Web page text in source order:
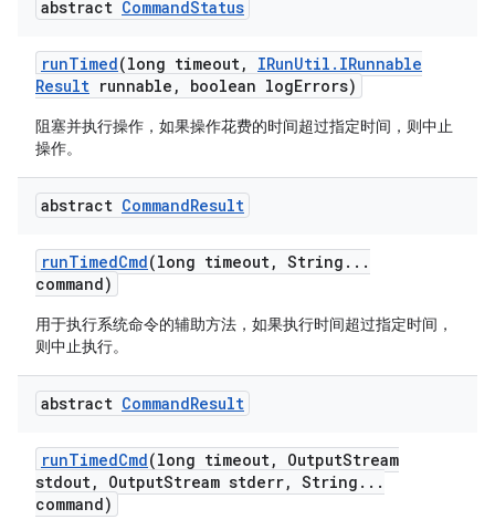
abstract CommandStatus
runTimed(long timeout, IRunUtil . IRunnable
Result runnable , boolean logErrors)
阻塞并执行操作，如果操作花费的时间超过指定时间，则中止
操作。
abstract CommandResult
runTimedCmd(long timeout, String . . .
command)
用于执行系统命令的辅助方法，如果执行时间超过指定时间，
则中止执行。
abstract CommandResult
runTimedCmd(long timeout, OutputStream
stdout, OutputStream stderr, String . . .
command)